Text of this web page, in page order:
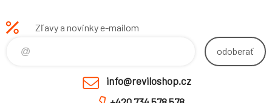
Zľavy a novinky e-mailom
odoberať
info@reviloshop.cz